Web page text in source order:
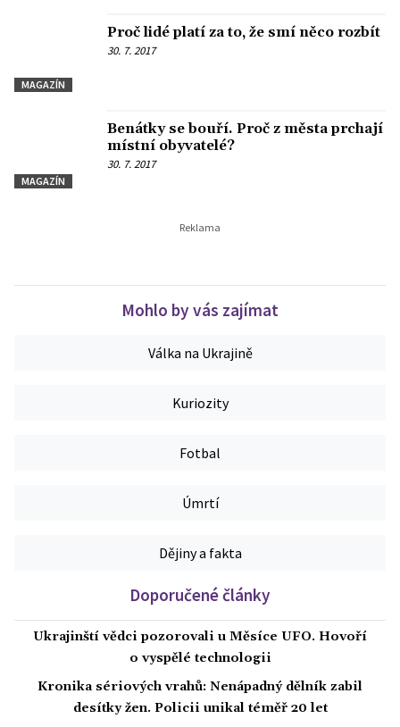
MAGAZÍN
Proč lidé platí za to, že smí něco rozbít
30. 7. 2017
MAGAZÍN
Benátky se bouří. Proč z města prchají
místní obyvatelé?
30. 7. 2017
Mohlo by vás zajímat
Válka na Ukrajině
Kuriozity
Fotbal
Úmrtí
Dějiny a fakta
Doporučené články
Ukrajinští vědci pozorovali u Měsíce UFO. Hovoří
o vyspělé technologii
Kronika sériových vrahů: Nenápadný dělník zabil
desítky žen. Policii unikal téměř 20 let